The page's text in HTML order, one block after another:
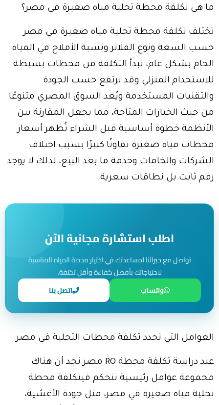
ما هي تكلفة محطة تحلية مياه صغيرة في مصر؟
تختلف تكلفة محطة تحلية مياه صغيرة في مصر
حسب السعة ونوع الفلاتر ونسبة الأملاح في المياه
الخام بشكل عام، تبدأ التكلفة من محطات بسيطة
للاستخدام المنزلي وقد ترتفع حسب الجودة
والتقنيات المستخدمة ويُعد السوق المصري متنوعًا
من حيث الخيارات المتاحة، مما يجعل المقارنة بين
الأنظمة خطوة أساسية قبل الشراء تُظهر أسعار
محطات مياه صغيرة تفاوتًا كبيرًا بسبب اختلاف
الشركات والخامات وخدمة ما بعد البيع، لذلك لا يوجد
رقم ثابت بل نطاقات سعرية.
اطلب استشارة مجانية الآن
تواصل مع خبرائنا لمساعدتك في اختيار محطة المياه المناسبة
لاحتياجاتك بأفضل كفاءة وأقل تكلفة.
واتساب
اتصل بنا
العوامل التي تحدد تكلفة محطات التحلية في مصر
عند دراسة تكلفة محطة RO مصر نجد أن هناك
مجموعة عوامل رئيسية تتحكم فيتكلفة محطة
تحلية مياه صغيرة في مصر، مثل جودة الأغشية،